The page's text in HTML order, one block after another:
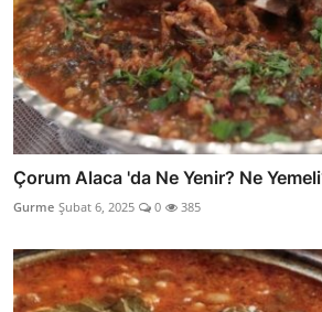
Çorum Alaca 'da Ne Yenir? Ne
Gurme Şubat 6, 2025 0 385